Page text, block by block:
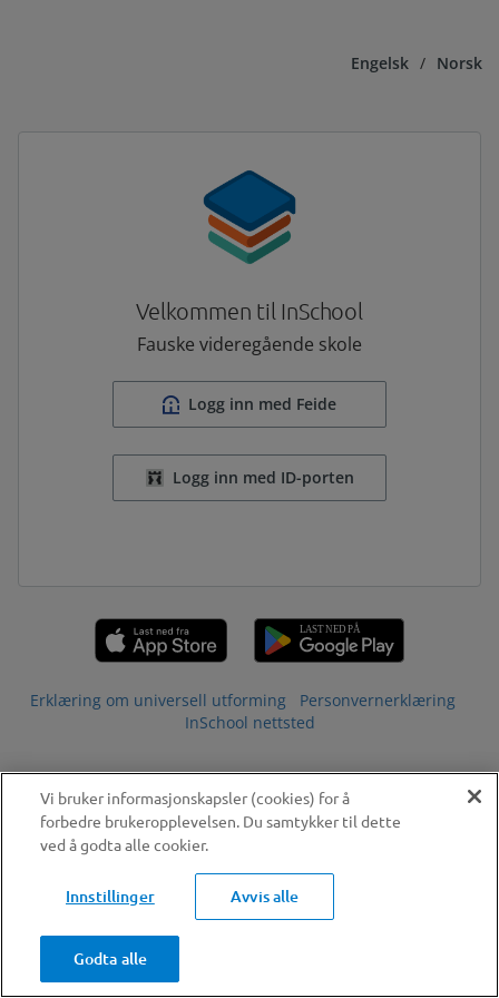
Engelsk / Norsk
Velkommen til InSchool
Fauske videregående skole
Logg inn med Feide
Logg inn med ID-porten
Erklæring om universell utforming
Personvernerklæring
InSchool nettsted
Vi bruker informasjonskapsler (cookies) for å
forbedre brukeropplevelsen. Du samtykker til dette
ved å godta alle cookier.
Innstillinger Avvis alle
Godta alle